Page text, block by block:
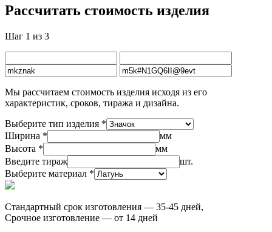
Рассчитать стоимость изделия
Шаг 1 из 3
Мы рассчитаем стоимость изделия исходя из его
характеристик, сроков, тиража и дизайна.
Выберите тип изделия *
Ширина *
мм
Высота *
мм
Введите тираж
шт.
Выберите материал *
Стандартный срок изготовления — 35-45 дней,
Срочное изготовление — от 14 дней